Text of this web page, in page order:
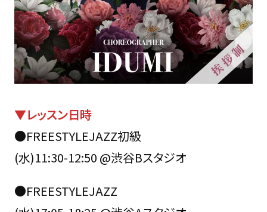
▼レッスン日時
●FREESTYLEJAZZ初級
(水)11:30-12:50 @渋谷Bスタジオ
●FREESTYLEJAZZ